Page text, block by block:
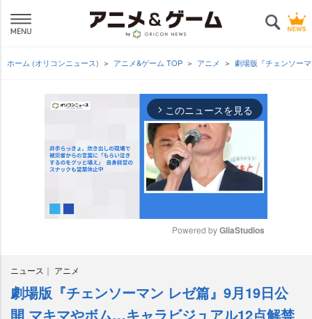
ホーム (オリコンニュース) アニメ&ゲーム TOP アニメ 劇場版『チェンソー
arrow_forward_ios このニュースを見る
Powered by GliaStudios
ニュース アニメ
劇場版『チェンソーマン レゼ篇』9月19日公
開 マキマやボム…キャラビジュアル12点解禁